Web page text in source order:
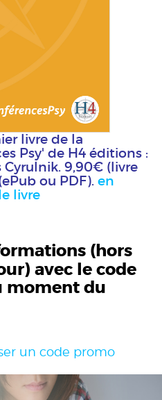
livre de la
Psy' de H4 éditions :
Cyrulnik. 9,90€ (livre
ou PDF). en
livre
(hors
avec le code
moment du
un code promo